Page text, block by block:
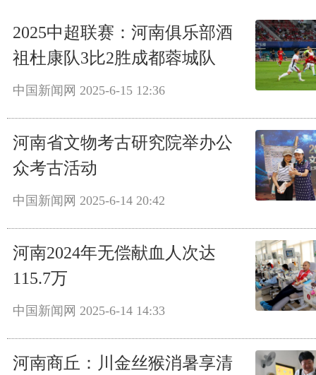
2025中超联赛：河南俱乐部酒
祖杜康队3比2胜成都蓉城队
中国新闻网 2025-6-15 12:36
河南省文物考古研究院举办公
众考古活动
中国新闻网 2025-6-14 20:42
河南2024年无偿献血人次达
115.7万
中国新闻网 2025-6-14 14:33
河南商丘：川金丝猴消暑享清